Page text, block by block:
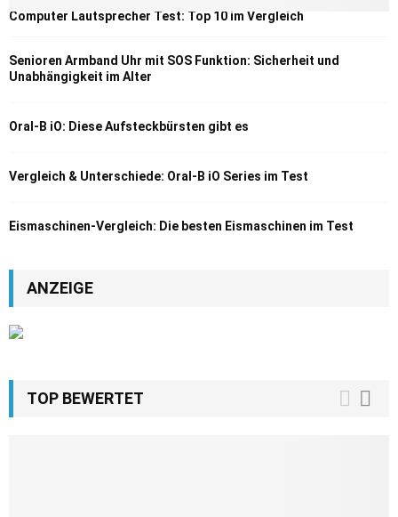
Computer Lautsprecher Test: Top 10 im Vergleich
Senioren Armband Uhr mit SOS Funktion: Sicherheit und
Unabhängigkeit im Alter
Oral-B iO: Diese Aufsteckbürsten gibt es
Vergleich & Unterschiede: Oral-B iO Series im Test
Eismaschinen-Vergleich: Die besten Eismaschinen im Test
ANZEIGE
TOP BEWERTET